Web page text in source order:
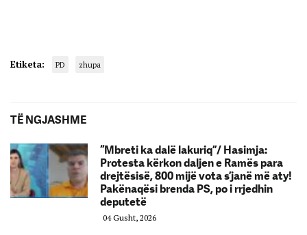
Etiketa: PD zhupa
TË NGJASHME
“Mbreti ka dalë lakuriq”/ Hasimja:
Protesta kërkon daljen e Ramës para
drejtësisë, 800 mijë vota s’janë më aty!
Pakënaqësi brenda PS, po i rrjedhin
deputetë
04 Gusht, 2026